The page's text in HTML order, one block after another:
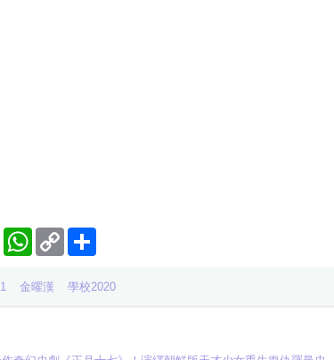
Line WhatsApp
Copy
Link
分
金曜漢 學校2020